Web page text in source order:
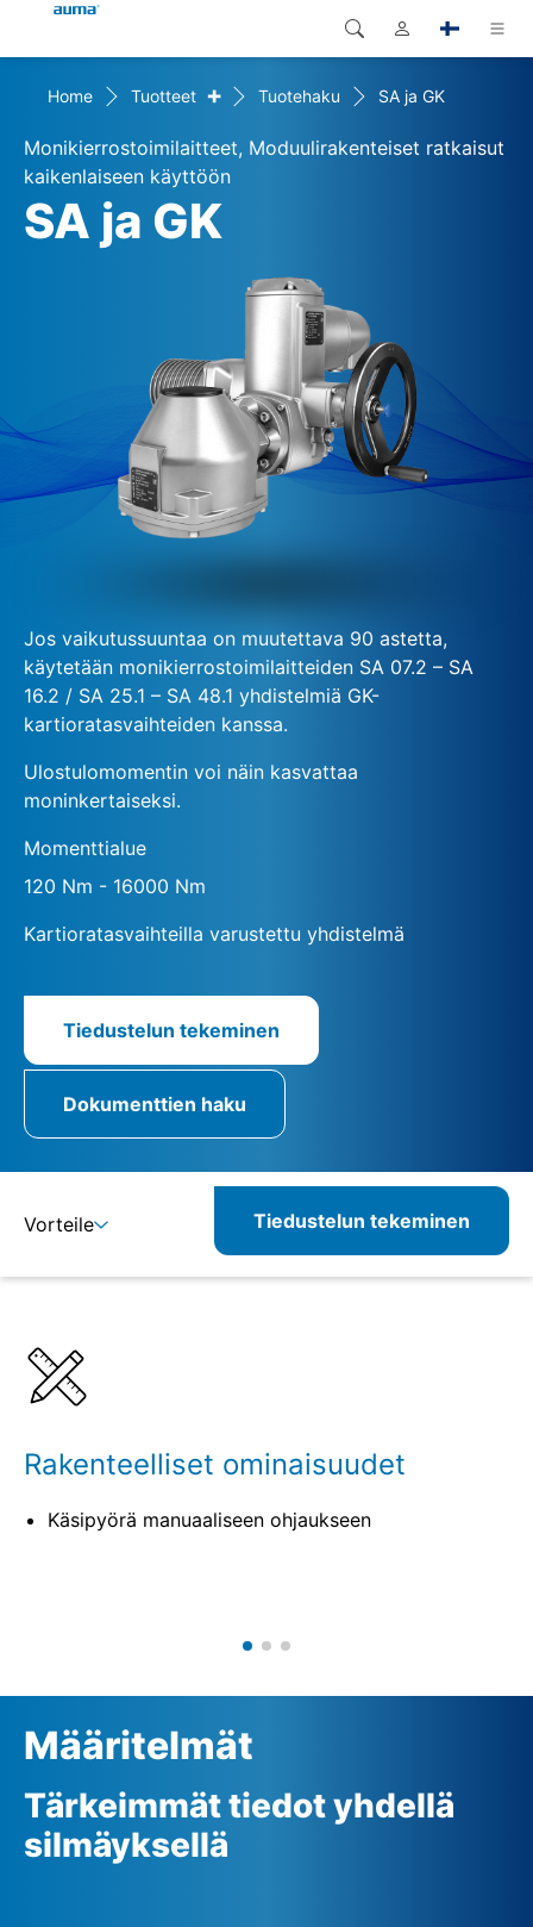
Tuotteet
Ratkaisut
Dokumentit
Yhteystiedot
Global
Eurooppa
Aasia ja Tyynen valtameren
Pohjois-Amerikka
Haku
Home Tuotteet + Tuotehaku SA ja GK
Monikierrostoimilaitteet, Moduulirakenteiset ratkaisut
kaikenlaiseen käyttöön
SA ja GK
Jos vaikutussuuntaa on muutettava 90 astetta,
käytetään monikierrostoimilaitteiden SA 07.2 – SA
16.2 / SA 25.1 – SA 48.1 yhdistelmiä GK-
kartioratasvaihteiden kanssa.
Ulostulomomentin voi näin kasvattaa
moninkertaiseksi.
Momenttialue
120 Nm - 16000 Nm
Kartioratasvaihteilla varustettu yhdistelmä
Tiedustelun tekeminen
Dokumenttien haku
Vorteile
Vastaavat tuotteet
Tiedustelun tekeminen
Rakenteelliset ominaisuudet
Käsipyörä manuaaliseen ohjaukseen
Määritelmät
Tärkeimmät tiedot yhdellä
silmäyksellä